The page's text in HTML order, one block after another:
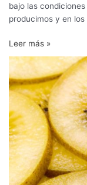
bajo las
producimos y en
Leer más »
Urge
un
programa
mejoramiento
genético
de
kiwi
amarillo
para